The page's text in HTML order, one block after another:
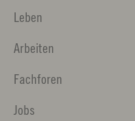
Leben
Arbeiten
Fachforen
Jobs